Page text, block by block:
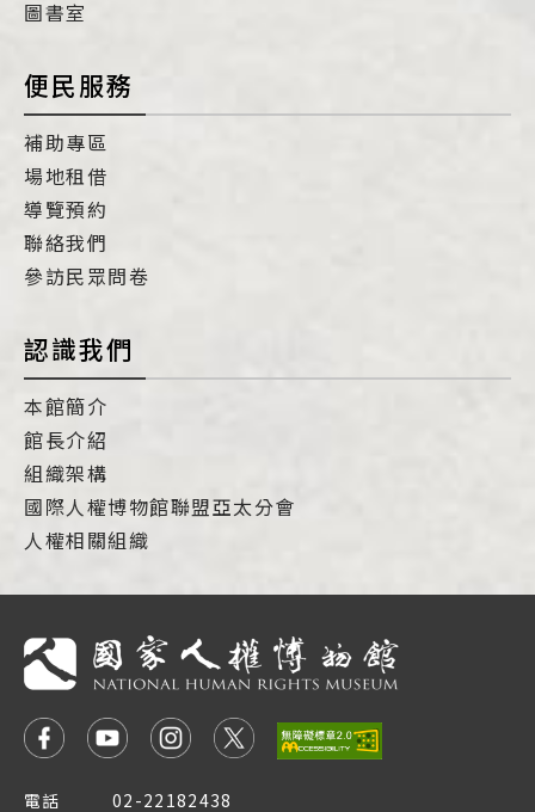
圖書室
便民服務
補助專區
場地租借
導覽預約
聯絡我們
參訪民眾問卷
認識我們
本館簡介
館長介紹
組織架構
國際人權博物館聯盟亞太分會
人權相關組織
電話 02-22182438